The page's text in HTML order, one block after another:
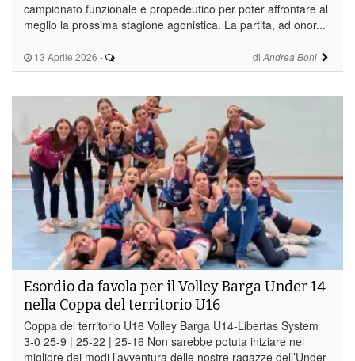
13 Aprile 2026 - di Andrea Boni
campionato funzionale e propedeutico per poter affrontare al
meglio la prossima stagione agonistica. La partita, ad onor...
Esordio da favola per il Volley Barga Under 14
nella Coppa del territorio U16
Coppa del territorio U16 Volley Barga U14-Libertas System
3-0 25-9 | 25-22 | 25-16 Non sarebbe potuta iniziare nel
migliore dei modi l’avventura delle nostre ragazze dell’Under